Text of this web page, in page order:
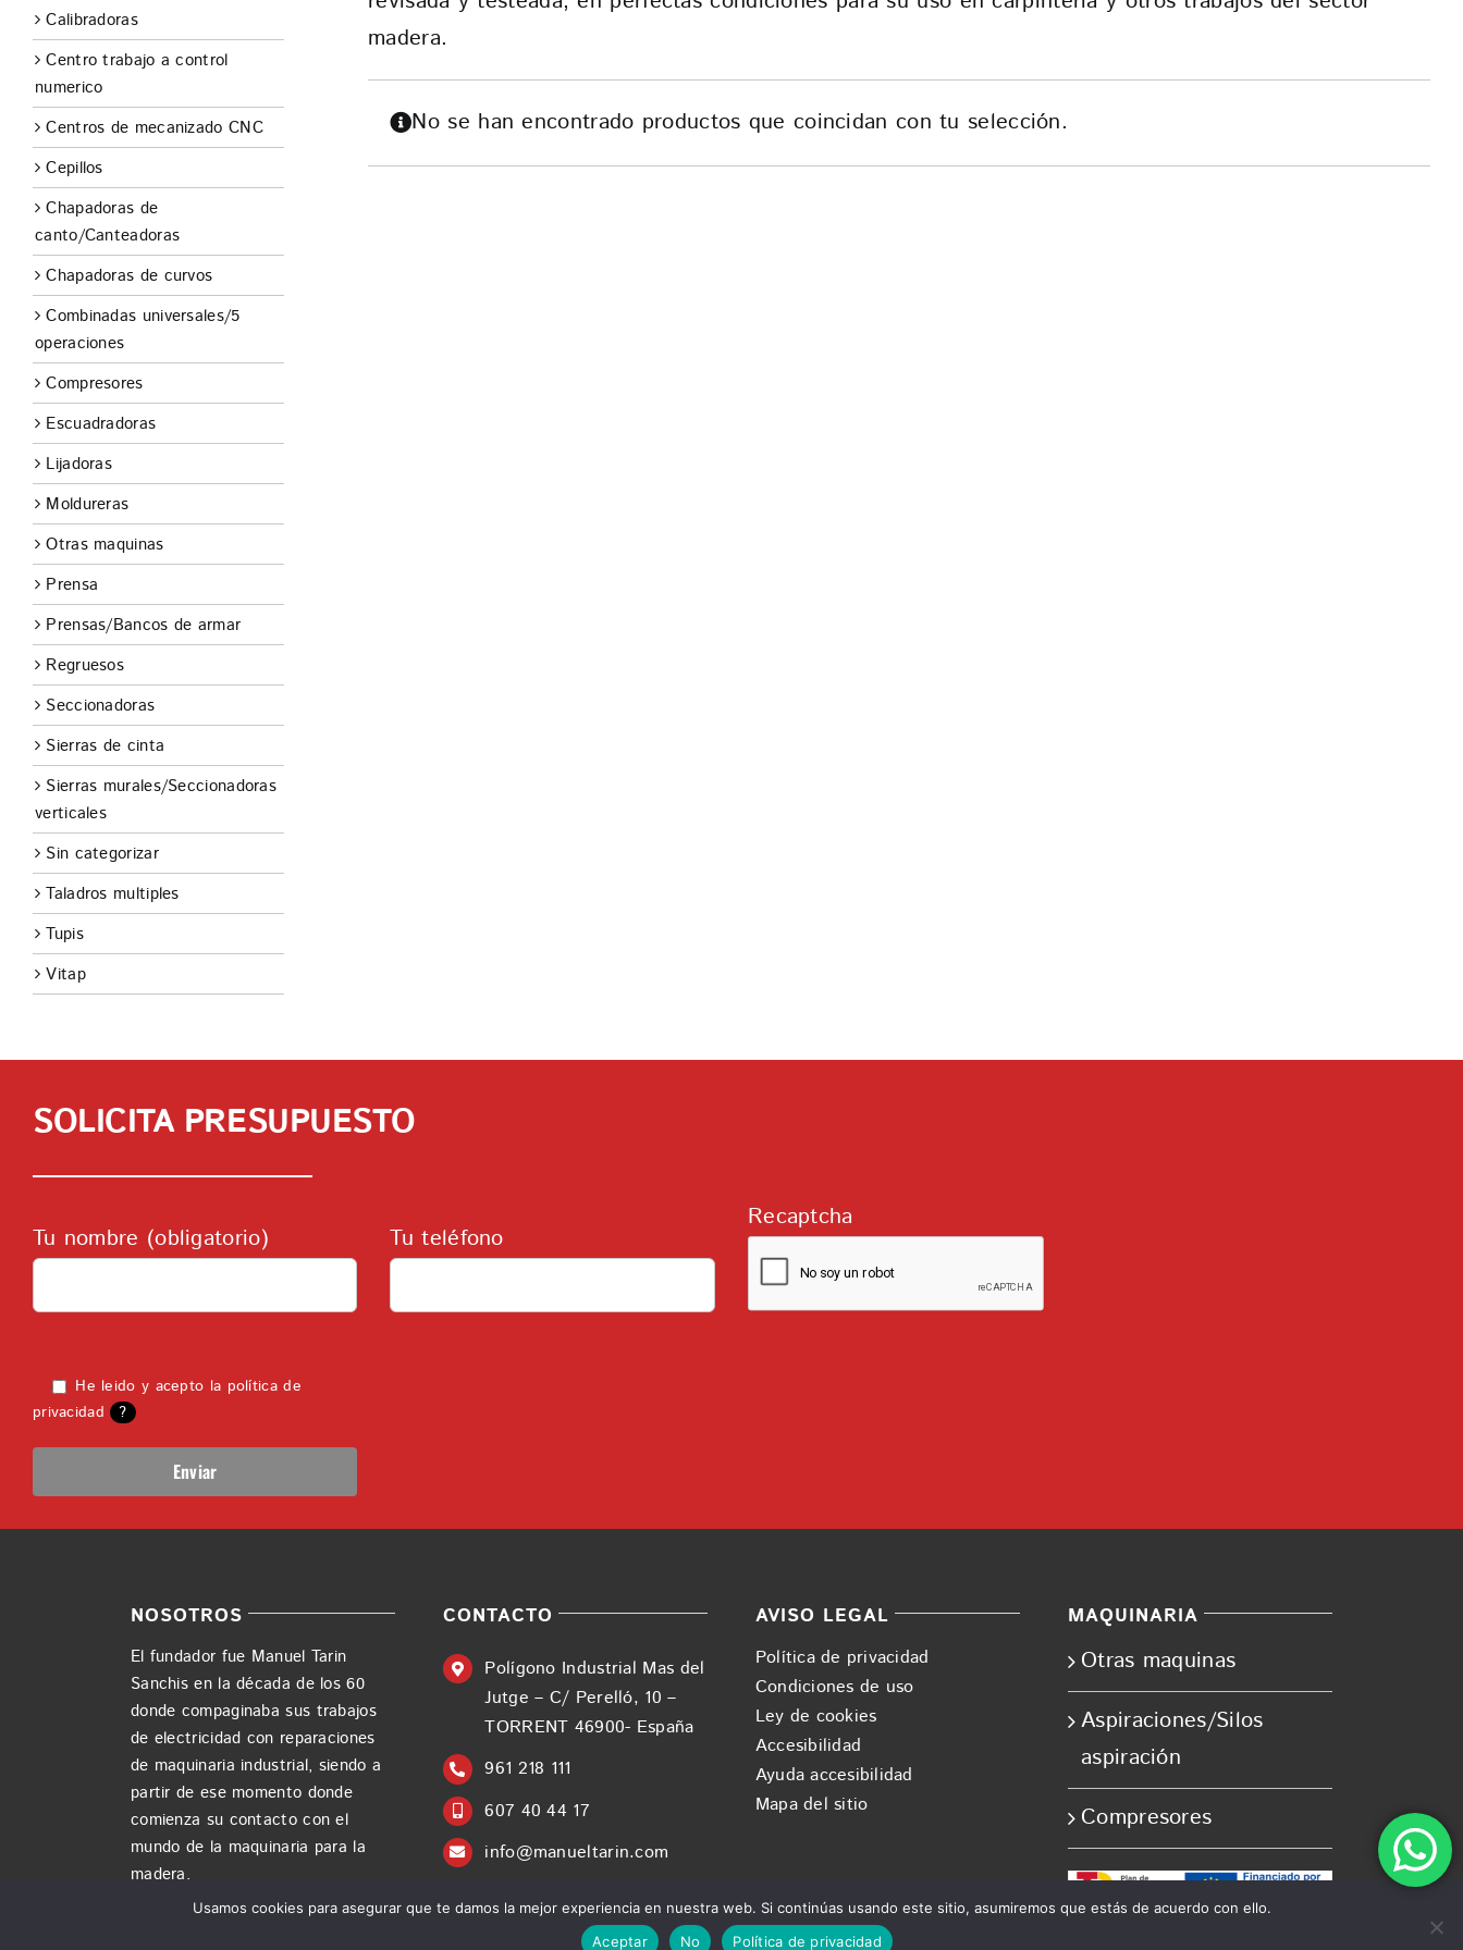
CONTACTO
madera.
No se han encontrado productos que coincidan con tu selección.
Calibradoras
Centro trabajo a control
numerico
Centros de mecanizado CNC
Cepillos
Chapadoras de
canto/Canteadoras
Chapadoras de curvos
Combinadas universales/5
operaciones
Compresores
Escuadradoras
Lijadoras
Moldureras
Otras maquinas
Prensa
Prensas/Bancos de armar
Regruesos
Seccionadoras
Sierras de cinta
Sierras murales/Seccionadoras
verticales
Sin categorizar
Taladros multiples
Tupis
Vitap
SOLICITA PRESUPUESTO
Tu nombre (obligatorio) Tu teléfono
Recaptcha
He leido y acepto la política de
privacidad
?
NOSOTROS
El fundador fue Manuel Tarin
Sanchis en la década de los 60
donde compaginaba sus trabajos
de electricidad con reparaciones
de maquinaria industrial, siendo a
partir de ese momento donde
comienza su contacto con el
mundo de la maquinaria para la
madera.
CONTACTO
Polígono Industrial Mas del
Jutge – C/ Perelló, 10 –
TORRENT 46900- España
961 218 111
607 40 44 17
info@manueltarin.com
AVISO LEGAL
Política de privacidad
Condiciones de uso
Ley de cookies
Accesibilidad
Ayuda accesibilidad
Mapa del sitio
MAQUINARIA
Otras maquinas
Aspiraciones/Silos
aspiración
Compresores
Usamos cookies para asegurar que te damos la mejor experiencia en nuestra web. Si continúas usando este sitio, asumiremos que estás de acuerdo con ello.
Aceptar
No Política de privacidad